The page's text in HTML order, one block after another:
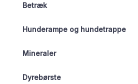
Betræk
Hunderampe og hundetrappe
Mineraler
Dyrebørste